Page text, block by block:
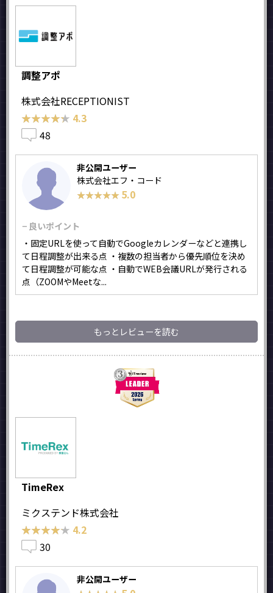
調整アポ
株式会社RECEPTIONIST
★★★★★
★★★★★ 4.3
48
非公開ユーザー
株式会社エフ・コード
★★★★★
★★★★★ 5.0
− 良いポイント
・固定URLを使って自動でGoogleカレンダーなどと連携し
て日程調整が出来る点 ・複数の担当者から優先順位を決め
て日程調整が可能な点 ・自動でWEB会議URLが発行される
点（ZOOMやMeetな...
もっとレビューを読む
TimeRex
ミクステンド株式会社
★★★★★
★★★★★ 4.2
30
非公開ユーザー